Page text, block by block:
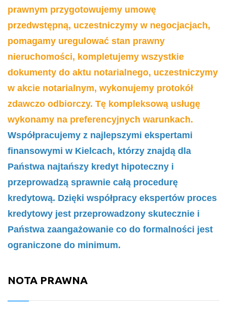
prawnym przygotowujemy umowę
przedwstępną, uczestniczymy w negocjacjach,
pomagamy uregulować stan prawny
nieruchomości, kompletujemy wszystkie
dokumenty do aktu notarialnego, uczestniczymy
w akcie notarialnym, wykonujemy protokół
zdawczo odbiorczy. Tę kompleksową usługę
wykonamy na preferencyjnych warunkach.
Współpracujemy z najlepszymi ekspertami
finansowymi w Kielcach, którzy znajdą dla
Państwa najtańszy kredyt hipoteczny i
przeprowadzą sprawnie całą procedurę
kredytową. Dzięki współpracy ekspertów proces
kredytowy jest przeprowadzony skutecznie i
Państwa zaangażowanie co do formalności jest
ograniczone do minimum.
NOTA PRAWNA